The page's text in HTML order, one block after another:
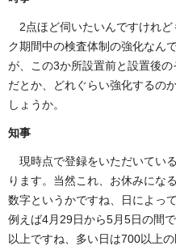
2点ほど伺いたいんですけれど
ク期間中の検査体制の強化なん
が、この3か所設置前と設置後
だとか、どれぐらい強化するの
しょうか。
知事
現時点で登録をいただいてい
ります。当然これ、お休みにな
数字というかですね、日によっ
例えば4月29日から5月5日の間
以上ですね、多い日は700以上